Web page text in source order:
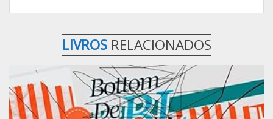
LIVROS RELACIONADOS